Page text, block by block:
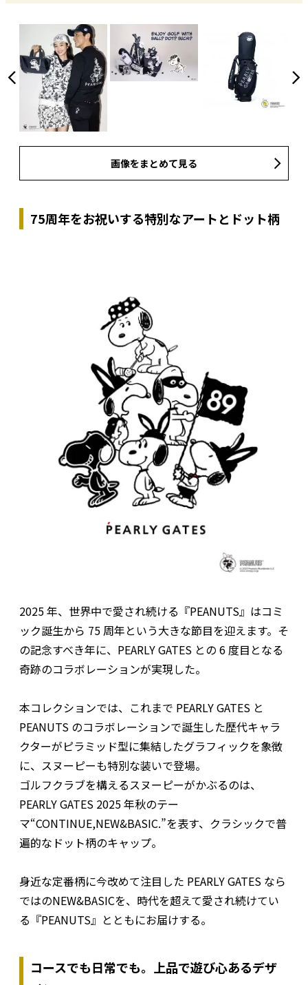
画像をまとめて見る
75周年をお祝いする特別なアートとドット柄
2025 年、世界中で愛され続ける『PEANUTS』はコミ
ック誕生から 75 周年という大きな節目を迎えます。そ
の記念すべき年に、PEARLY GATES との 6 度目となる
奇跡のコラボレーションが実現した。
本コレクションでは、これまで PEARLY GATES と
PEANUTS のコラボレーションで誕生した歴代キャラ
クターがピラミッド型に集結したグラフィックを象徴
に、スヌーピーも特別な装いで登場。
ゴルフクラブを構えるスヌーピーがかぶるのは、
PEARLY GATES 2025 年秋のテー
マ“CONTINUE,NEW&BASIC.”を表す、クラシックで普
遍的なドット柄のキャップ。
身近な定番柄に今改めて注目した PEARLY GATES なら
ではのNEW&BASICを、時代を超えて愛され続けてい
る『PEANUTS』とともにお届けする。
コースでも日常でも。上品で遊び心あるデザ